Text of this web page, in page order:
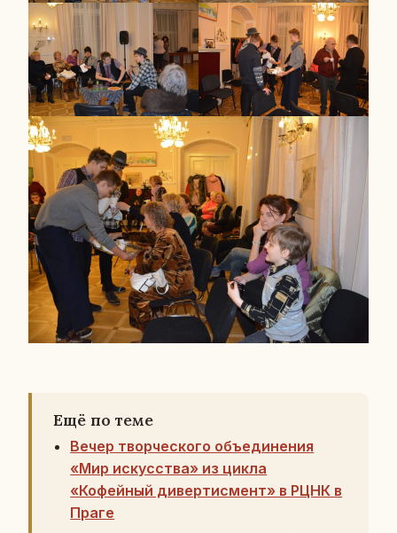
Ещё по теме
Вечер творческого объединения
«Мир искусства» из цикла
«Кофейный дивертисмент» в РЦНК в
Праге